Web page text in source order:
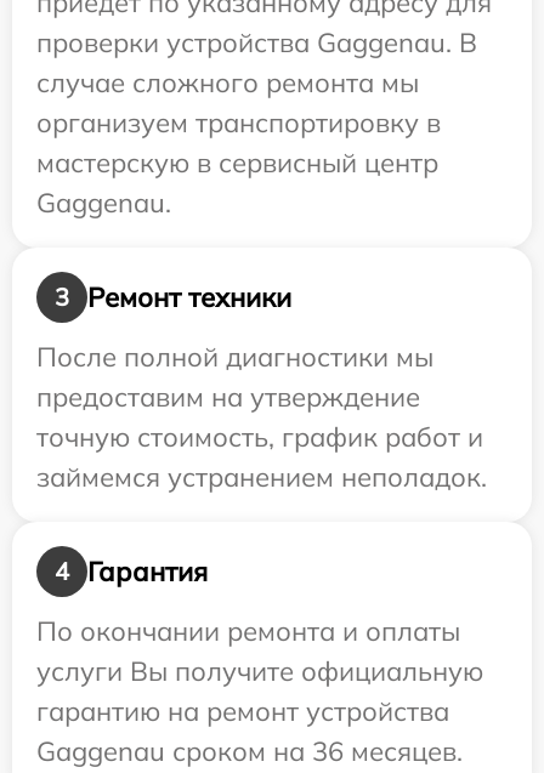
проверки устройства Gaggenau. В
случае сложного ремонта мы
организуем транспортировку в
мастерскую в сервисный центр
Gaggenau.
3
Ремонт техники
После полной диагностики мы
предоставим на утверждение
точную стоимость, график работ и
займемся устранением неполадок.
4
Гарантия
По окончании ремонта и оплаты
услуги Вы получите официальную
гарантию на ремонт устройства
Gaggenau сроком на 36 месяцев.